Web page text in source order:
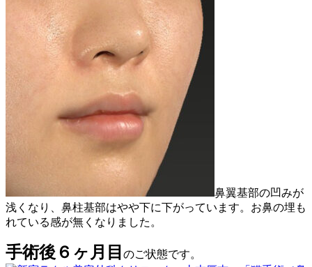
鼻翼基部の凹みが
浅くなり、鼻柱基部はやや下に下がっています。お鼻の埋も
れている感が無くなりました。
手術後６ヶ月目 のご状態です。